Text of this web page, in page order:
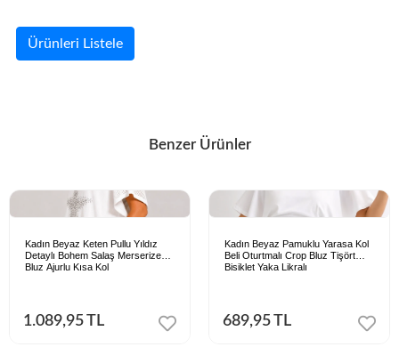
Ürünleri Listele
Benzer Ürünler
Kadın Beyaz Keten Pullu Yıldız
Detaylı Bohem Salaş Merserize
Bluz Ajurlu Kısa Kol
1.089,95 TL
Kadın Beyaz Pamuklu Yarasa Kol
Beli Oturtmalı Crop Bluz Tişört
Bisiklet Yaka Likralı
689,95 TL